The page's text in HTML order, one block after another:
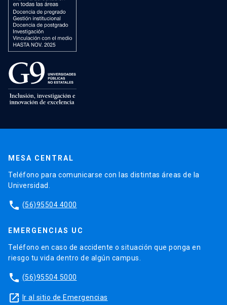
MESA CENTRAL
Teléfono para comunicarse con las distintas áreas de la
Universidad.
phone (56)95504 4000
EMERGENCIAS UC
Teléfono en caso de accidente o situación que ponga en
riesgo tu vida dentro de algún campus.
phone (56)95504 5000
launch Ir al sitio de Emergencias